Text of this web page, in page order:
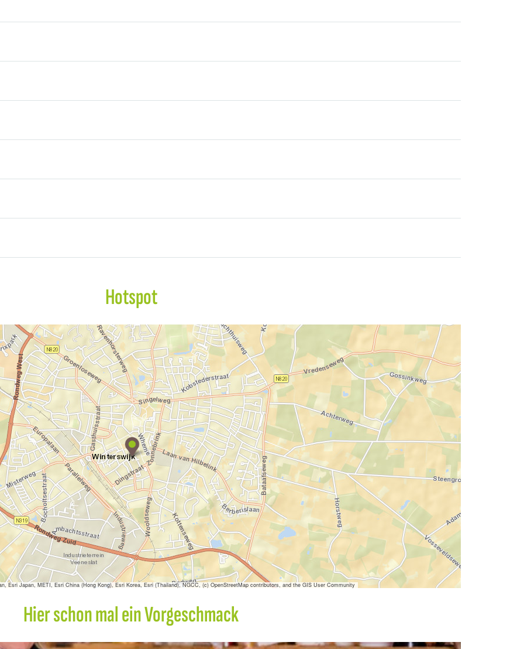
Hotspot
M
i
j
n
E
i
g
e
n
S
h
a
p
Esri Japan, METI, Esri China (Hong Kong), Esri Korea, Esri (Thailand), NGCC, (c) OpenStreetMap contributors, and the GIS User Community
Hier schon mal ein Vorgeschmack